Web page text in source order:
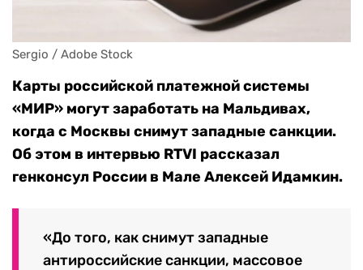
Sergio / Adobe Stock
Карты российской платежной системы
«МИР» могут заработать на Мальдивах,
когда с Москвы снимут западные санкции.
Об этом в интервью RTVI рассказал
генконсул России в Мале Алексей Идамкин.
«До того, как снимут западные
антироссийские санкции, массовое